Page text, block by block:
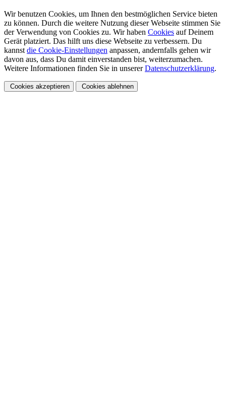
Wir benutzen Cookies, um Ihnen den bestmöglichen Service bieten
zu können. Durch die weitere Nutzung dieser Webseite stimmen Sie
der Verwendung von Cookies zu. Wir haben Cookies auf Deinem
Gerät platziert. Das hilft uns diese Webseite zu verbessern. Du
kannst die Cookie-Einstellungen anpassen, andernfalls gehen wir
davon aus, dass Du damit einverstanden bist, weiterzumachen.
Weitere Informationen finden Sie in unsererDatenschutzerklärung.
Cookies akzeptieren Cookies ablehnen